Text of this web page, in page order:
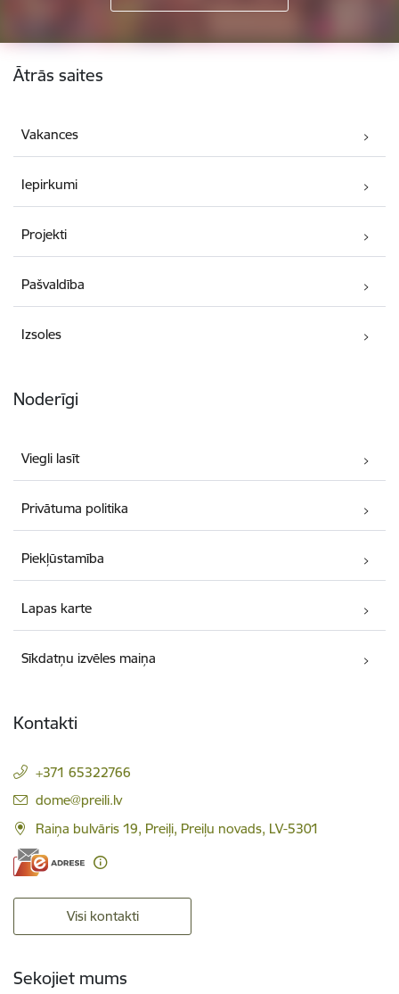
Kājene
Ātrās saites
Vakances
Iepirkumi
Projekti
Pašvaldība
Izsoles
Noderīgi
Viegli lasīt
Privātuma politika
Piekļūstamība
Lapas karte
Sīkdatņu izvēles maiņa
Kontakti
+371 65322766
E-pasts:
dome@preili.lv
Raiņa bulvāris 19, Preiļi, Preiļu novads, LV-5301
Visi kontakti
Sekojiet mums